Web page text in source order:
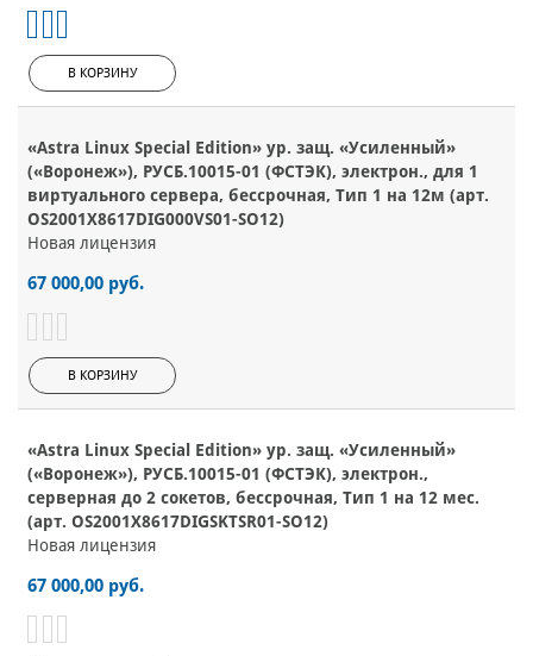
В КОРЗИНУ
«Astra Linux Special Edition» ур. защ. «Усиленный»
(«Воронеж»), РУСБ.10015-01 (ФСТЭК), электрон., для 1
виртуального сервера, бессрочная, Тип 1 на 12м (арт.
OS2001X8617DIG000VS01-SO12)
Новая лицензия
67 000,00 руб.
В КОРЗИНУ
«Astra Linux Special Edition» ур. защ. «Усиленный»
(«Воронеж»), РУСБ.10015-01 (ФСТЭК), электрон.,
серверная до 2 сокетов, бессрочная, Тип 1 на 12 мес.
(арт. OS2001X8617DIGSKTSR01-SO12)
Новая лицензия
67 000,00 руб.